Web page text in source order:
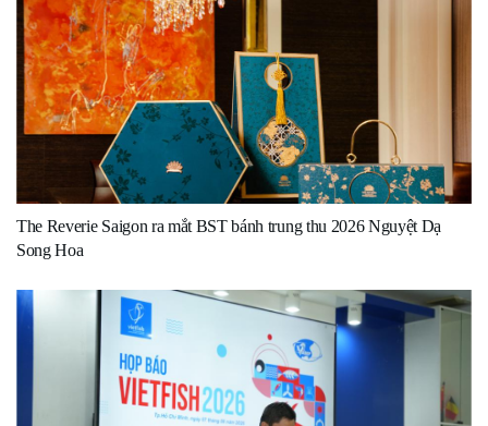
The Reverie Saigon ra mắt BST bánh trung thu 2026 Nguyệt Dạ
Song Hoa